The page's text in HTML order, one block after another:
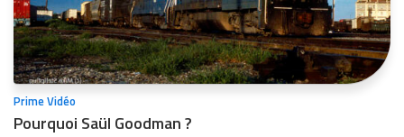
Prime Vidéo
Pourquoi Saül Goodman ?